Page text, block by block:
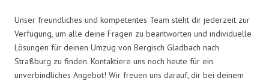
Unser freundliches und kompetentes Team steht dir jederzeit zur
Verfügung, um alle deine Fragen zu beantworten und individuelle
Lösungen für deinen Umzug von Bergisch Gladbach nach
Straßburg zu finden. Kontaktiere uns noch heute für ein
unverbindliches Angebot! Wir freuen uns darauf, dir bei deinem